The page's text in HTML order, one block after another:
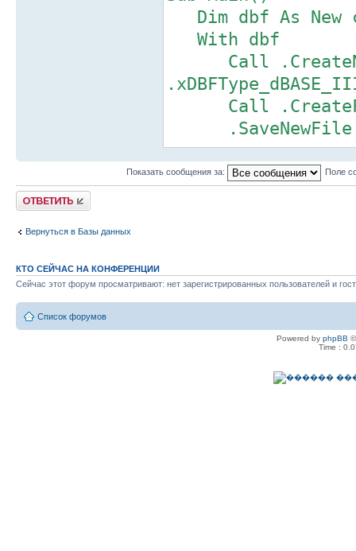
Dim dbf As New
With dbf
Call
Call
.SaveNewFile
.MoveFirst
.MoveFirst
Debug.Print
End With
Set dbf =
Показать сообщения за: Поле
Ответить
Вернуться в Базы данных
КТО СЕЙЧАС НА КОНФЕРЕНЦИИ
Сейчас этот форум просматривают: нет зарегистрированных пользователей и
Список форумов
Powered by phpBB
Time :